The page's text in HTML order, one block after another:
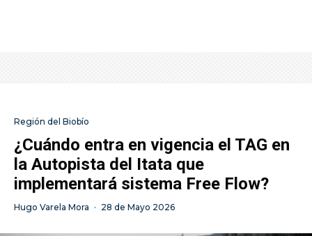
Región del Biobío
¿Cuándo entra en vigencia el TAG en
la Autopista del Itata que
implementará sistema Free Flow?
Hugo Varela Mora · 28 de Mayo 2026